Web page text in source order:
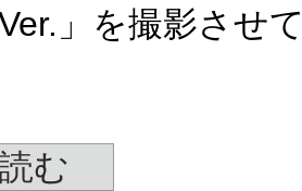
」を撮影させ
む